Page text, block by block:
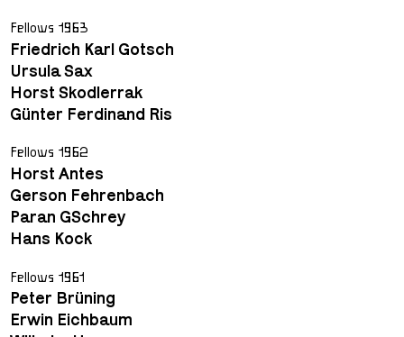
Fellows 1963
Friedrich Karl Gotsch
Ursula Sax
Horst Skodlerrak
Günter Ferdinand Ris
Fellows 1962
Horst Antes
Gerson Fehrenbach
Paran GSchrey
Hans Kock
Fellows 1961
Peter Brüning
Erwin Eichbaum